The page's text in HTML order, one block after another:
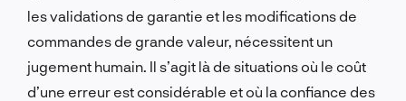
les validations de garantie et les modifications de
commandes de grande valeur, nécessitent un
jugement humain. Il s’agit là de situations où le coût
d’une erreur est considérable et où la confiance des